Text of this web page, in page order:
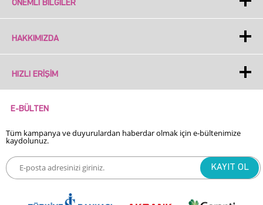
ÖNEMLI BILGILER
HAKKIMIZDA
HIZLI ERIŞIM
E-BÜLTEN
Tüm kampanya ve duyurulardan haberdar olmak için e-bültenimize
kaydolunuz.